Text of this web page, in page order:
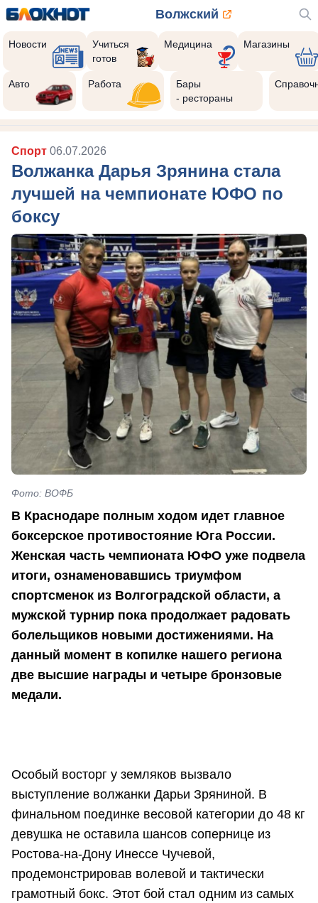
Волжский
Новости
Учиться
готов
Медицина Магазины
Авто Работа
Бары
- рестораны
Спорт 06.07.2026
Волжанка Дарья Зрянина стала
лучшей на чемпионате ЮФО по
боксу
Фото: ВОФБ
В Краснодаре полным ходом идет главное
боксерское противостояние Юга России.
Женская часть чемпионата ЮФО уже подвела
итоги, ознаменовавшись триумфом
спортсменок из Волгоградской области, а
мужской турнир пока продолжает радовать
болельщиков новыми достижениями. На
данный момент в копилке нашего региона
две высшие награды и четыре бронзовые
медали.
Особый восторг у земляков вызвало
выступление волжанки Дарьи Зряниной. В
финальном поединке весовой категории до 48 кг
девушка не оставила шансов сопернице из
Ростова-на-Дону Инессе Чучевой,
продемонстрировав волевой и тактически
грамотный бокс. Этот бой стал одним из самых